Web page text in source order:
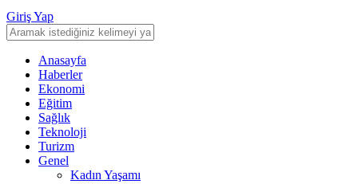
Giriş Yap
Anasayfa
Haberler
Ekonomi
Eğitim
Sağlık
Teknoloji
Turizm
Genel
Kadın Yaşamı